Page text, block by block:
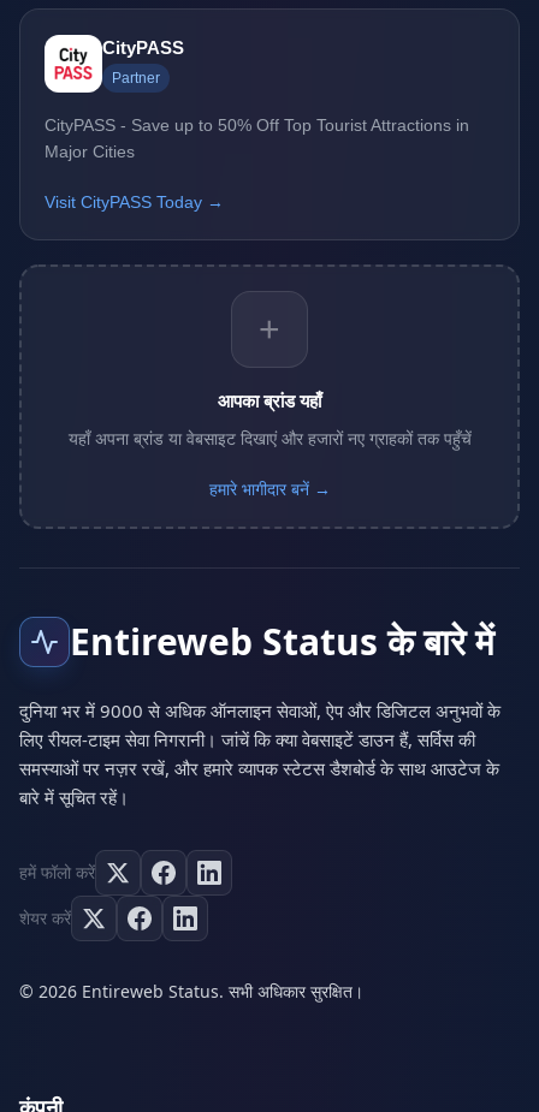
CityPASS
Partner
CityPASS - Save up to 50% Off Top Tourist Attractions in
Major Cities
Visit CityPASS Today →
+
आपका ब्रांड यहाँ
यहाँ अपना ब्रांड या वेबसाइट दिखाएं और हजारों नए ग्राहकों तक पहुँचें
हमारे भागीदार बनें →
Entireweb Status के बारे में
दुनिया भर में 9000 से अधिक ऑनलाइन सेवाओं, ऐप और डिजिटल अनुभवों के
लिए रीयल-टाइम सेवा निगरानी। जांचें कि क्या वेबसाइटें डाउन हैं, सर्विस की
समस्याओं पर नज़र रखें, और हमारे व्यापक स्टेटस डैशबोर्ड के साथ आउटेज के
बारे में सूचित रहें।
हमें फॉलो करें
शेयर करें
© 2026 Entireweb Status. सभी अधिकार सुरक्षित।